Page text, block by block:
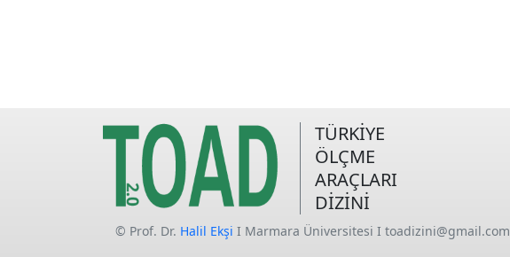
TÜRKİYE
ÖLÇME
ARAÇLARI
DİZİNİ
© Prof. Dr. Halil Ekşi I Marmara Üniversitesi I toadizini@gmail.com